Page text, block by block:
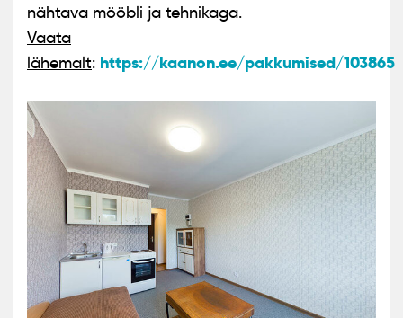
nähtava mööbli ja tehnikaga.
Vaata
lähemalt: https://kaanon.ee/pakkumised/103865